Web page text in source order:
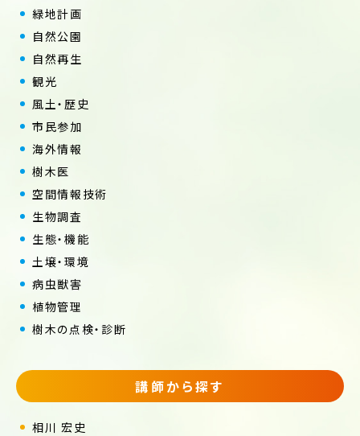
緑地計画
自然公園
自然再生
観光
風土・歴史
市民参加
海外情報
樹木医
空間情報技術
生物調査
生態・機能
土壌・環境
病虫獣害
植物管理
樹木の点検・診断
講師から探す
相川 宏史